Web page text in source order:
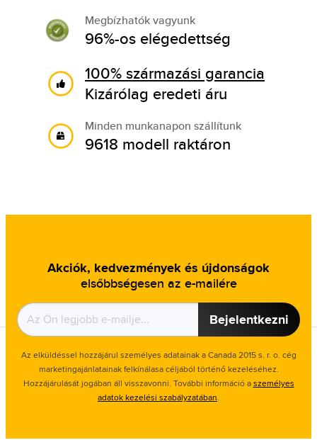
Megbízhatók vagyunk
96%-os elégedettség
100% származási garancia
Kizárólag eredeti áru
Minden munkanapon szállítunk
9618 modell raktáron
Akciók, kedvezmények és újdonságok
elsőbbségesen az e-mailére
Bejelentkezni
Az elküldéssel hozzájárul személyes adatainak a Canada 2015 s. r. o. cég
marketingajánlatainak felkínálasa céljából történő kezeléséhez.
Hozzájárulását jogában áll visszavonni. További információ aszemélyes
adatok kezelési szabályzatában.